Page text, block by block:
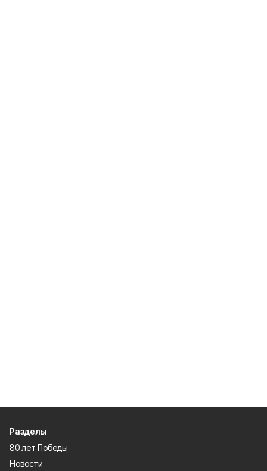
Разделы
80 лет Победы
Новости